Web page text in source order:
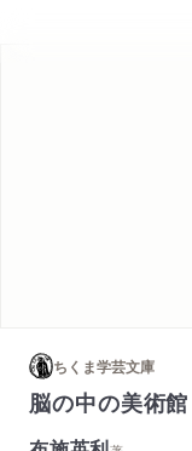
ちくま学芸文庫
脳の中の美術館